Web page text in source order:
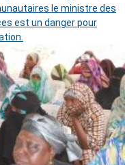
le ministre des
est un danger pour